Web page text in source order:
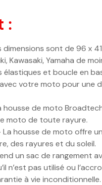
:
sont de 96 x
Yamaha de
élastiques et boucle
votre moto pour
La housse de moto
moto de toute rayure.
– La housse de moto
des rayures et du soleil.
un sac de
n’est pas utilisé ou
à vie inconditionnelle.